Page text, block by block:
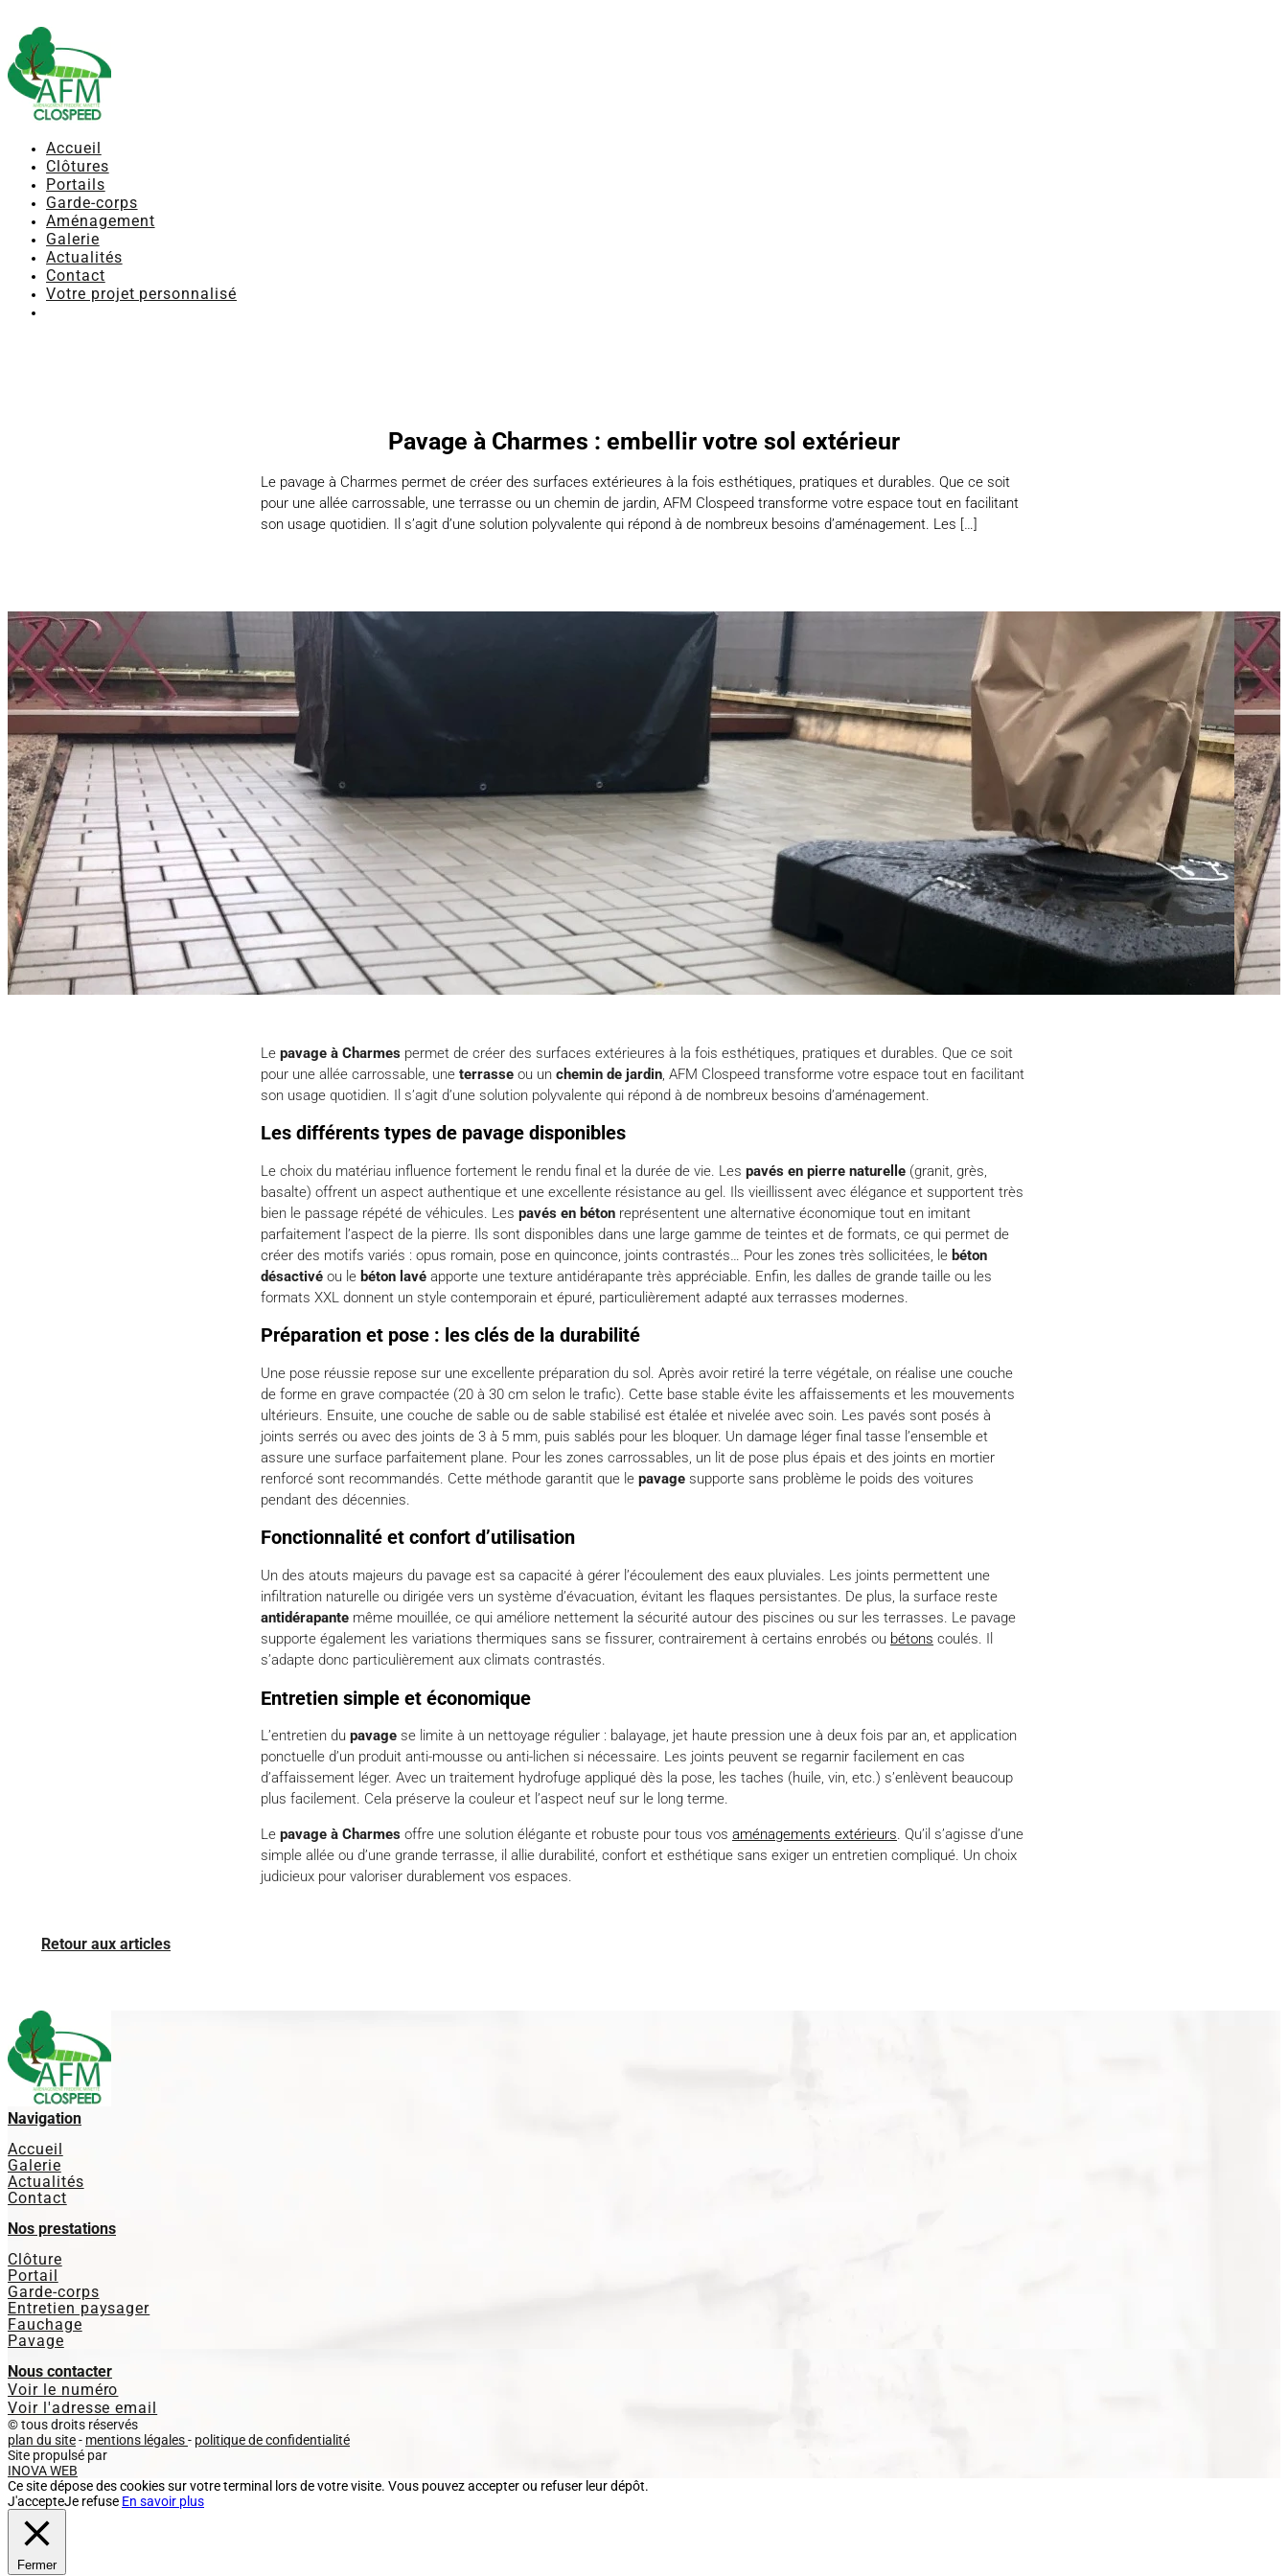
Accueil
Clôtures
Portails
Garde-corps
Aménagement
Galerie
Actualités
Contact
Votre projet personnalisé
Pavage à Charmes : embellir votre sol extérieur
Le pavage à Charmes permet de créer des surfaces extérieures à la fois esthétiques, pratiques et durables. Que ce soit
pour une allée carrossable, une terrasse ou un chemin de jardin, AFM Clospeed transforme votre espace tout en facilitant
son usage quotidien. Il s’agit d’une solution polyvalente qui répond à de nombreux besoins d’aménagement. Les […]
Le pavage à Charmes permet de créer des surfaces extérieures à la fois esthétiques, pratiques et durables. Que ce soit
pour une allée carrossable, une terrasse ou un chemin de jardin , AFM Clospeed transforme votre espace tout en facilitant
son usage quotidien. Il s’agit d’une solution polyvalente qui répond à de nombreux besoins d’aménagement.
Les différents types de pavage disponibles
Le choix du matériau influence fortement le rendu final et la durée de vie. Les pavés en pierre naturelle (granit, grès,
basalte) offrent un aspect authentique et une excellente résistance au gel. Ils vieillissent avec élégance et supportent très
bien le passage répété de véhicules. Les pavés en béton représentent une alternative économique tout en imitant
parfaitement l’aspect de la pierre. Ils sont disponibles dans une large gamme de teintes et de formats, ce qui permet de
créer des motifs variés : opus romain, pose en quinconce, joints contrastés… Pour les zones très sollicitées, le béton
désactivé ou le béton lavé apporte une texture antidérapante très appréciable. Enfin, les dalles de grande taille ou les
formats XXL donnent un style contemporain et épuré, particulièrement adapté aux terrasses modernes.
Préparation et pose : les clés de la durabilité
Une pose réussie repose sur une excellente préparation du sol. Après avoir retiré la terre végétale, on réalise une couche
de forme en grave compactée (20 à 30 cm selon le trafic). Cette base stable évite les affaissements et les mouvements
ultérieurs. Ensuite, une couche de sable ou de sable stabilisé est étalée et nivelée avec soin. Les pavés sont posés à
joints serrés ou avec des joints de 3 à 5 mm, puis sablés pour les bloquer. Un damage léger final tasse l’ensemble et
assure une surface parfaitement plane. Pour les zones carrossables, un lit de pose plus épais et des joints en mortier
renforcé sont recommandés. Cette méthode garantit que le pavage supporte sans problème le poids des voitures
pendant des décennies.
Fonctionnalité et confort d’utilisation
Un des atouts majeurs du pavage est sa capacité à gérer l’écoulement des eaux pluviales. Les joints permettent une
infiltration naturelle ou dirigée vers un système d’évacuation, évitant les flaques persistantes. De plus, la surface reste
antidérapante même mouillée, ce qui améliore nettement la sécurité autour des piscines ou sur les terrasses. Le pavage
supporte également les variations thermiques sans se fissurer, contrairement à certains enrobés ou bétons coulés. Il
s’adapte donc particulièrement aux climats contrastés.
Entretien simple et économique
L’entretien du pavage se limite à un nettoyage régulier : balayage, jet haute pression une à deux fois par an, et application
ponctuelle d’un produit anti-mousse ou anti-lichen si nécessaire. Les joints peuvent se regarnir facilement en cas
d’affaissement léger. Avec un traitement hydrofuge appliqué dès la pose, les taches (huile, vin, etc.) s’enlèvent beaucoup
plus facilement. Cela préserve la couleur et l’aspect neuf sur le long terme.
Le pavage à Charmes offre une solution élégante et robuste pour tous vos aménagements extérieurs. Qu’il s’agisse d’une
simple allée ou d’une grande terrasse, il allie durabilité, confort et esthétique sans exiger un entretien compliqué. Un choix
judicieux pour valoriser durablement vos espaces.
Retour aux articles
Navigation
Accueil
Galerie
Actualités
Contact
Nos prestations
Clôture
Portail
Garde-corps
Entretien paysager
Fauchage
Pavage
Nous contacter
Voir le numéro
Voir l'adresse email
© tous droits réservés
plan du site- mentions légales- politique de confidentialité
Site propulsé par
INOVA WEB
Ce site dépose des cookies sur votre terminal lors de votre visite. Vous pouvez accepter ou refuser leur dépôt.
J'accepteJe refuse En savoir plus
Fermer